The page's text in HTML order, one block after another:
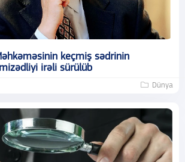
keçmiş sədrinin
irəli sürülüb
Dünya